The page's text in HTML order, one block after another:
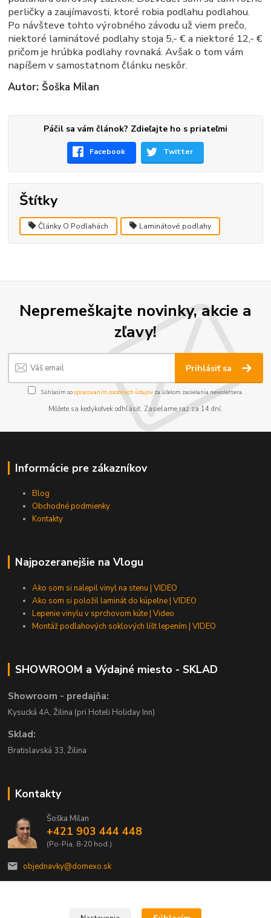
perličky a zaujímavosti, ktoré robia podlahu podlahou.
Po návšteve tohto výrobného závodu už viem prečo,
niektoré laminátové podlahy stoja 5,- € a niektoré 12,- €
pričom je hrúbka podlahy rovnaká. Avšak o tom vám
napíšem v samostatnom článku neskôr.
Autor: Šoška Milan
Páčil sa vám článok? Zdieľajte ho s priateľmi
Facebook Twitter
Štítky
Články O Podlahách Laminátové podlahy
Nepremeškajte novinky, akcie a
zľavy!
Prihlásiť sa
Súhlasím sospracovaním osobných údajov za účelom zasielania newslettera.
Môžete sa kedykoľvek odhlásiť. Zasielame raz za 14 dní.
Informácie pre zákazníkov
Blog
Obchodné podmienky
Kontakty
Najpozeranejšie na Vlogu
Ako som si nalepil vinyl na stenu | VIDEO
Ako som si položil laminát do kúpeľne | VIDEO
Lepenie vinylu v sprchovom kúte | Video
Montáž podlahových soklových líšt lepením | VIDEO
SHOWROOM a Výdajné miesto - SKLAD
Showroom - predajňa:
Kysucká 4A, Žilina (pri Hoteli Holiday Inn)
Sklad:
Bratislavská 33, Žilina
Kontakty
Šoška Milan
+421 903 444 448
(Po-Pia, 8-20 hod.)
objednavky@domexo.sk